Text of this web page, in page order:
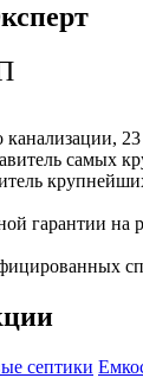
гарантии на
септики